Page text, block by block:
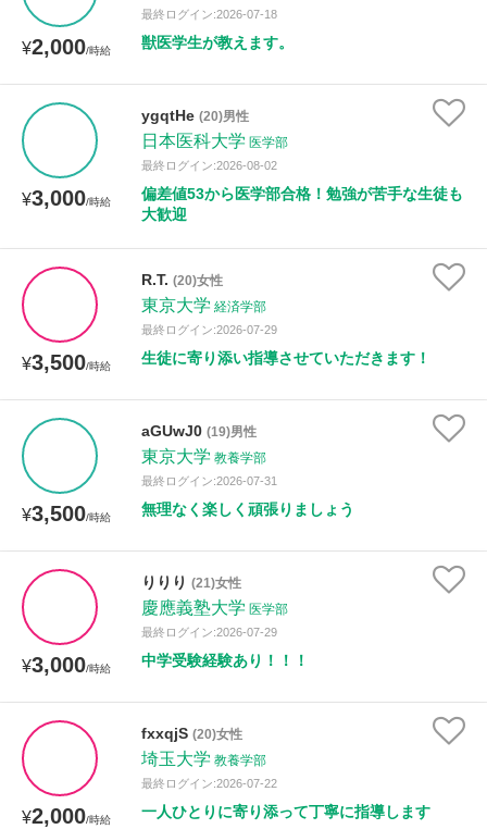
¥2,000/時給
最終ログイン:2026-07-18
獣医学生が教えます。
¥3,000/時給
ygqtHe (20)男性
日本医科大学 医学部
最終ログイン:2026-08-02
偏差値53から医学部合格！勉強が苦手な生徒も
大歓迎
¥3,500/時給
R.T. (20)女性
東京大学 経済学部
最終ログイン:2026-07-29
生徒に寄り添い指導させていただきます！
¥3,500/時給
aGUwJ0 (19)男性
東京大学 教養学部
最終ログイン:2026-07-31
無理なく楽しく頑張りましょう
¥3,000/時給
りりり (21)女性
慶應義塾大学 医学部
最終ログイン:2026-07-29
中学受験経験あり！！！
¥2,000/時給
fxxqjS (20)女性
埼玉大学 教養学部
最終ログイン:2026-07-22
一人ひとりに寄り添って丁寧に指導します